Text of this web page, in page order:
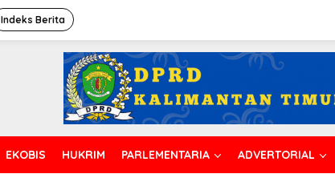
Indeks Berita
EKOBIS HUKRIM PARLEMENTARIA ADVERTORIAL